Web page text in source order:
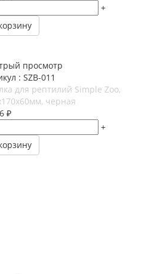
+
просмотр
: SZB-011
для рептилий Simple Zoo,
черная
₽
+